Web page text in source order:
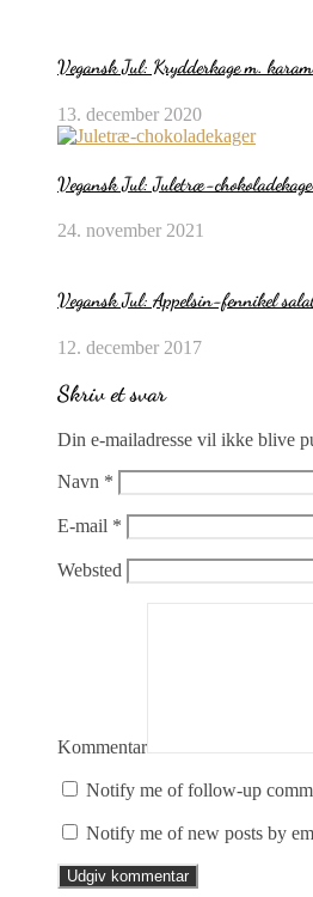
Vegansk Jul: Krydderkage m.
13. december 2020
Vegansk Jul: Juletræ-
24. november 2021
Vegansk Jul: Appelsin-fennikel
12. december 2017
Skriv et svar
Din e-mailadresse vil ikke blive
Navn *
E-mail *
Websted
Kommentar
Notify me of follow-up
Notify me of new posts by